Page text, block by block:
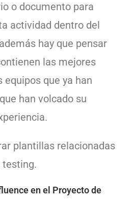
o documento para
actividad dentro del
hay que pensar
las mejores
que ya han
han volcado su
plantillas relacionadas
testing.
en el Proyecto de